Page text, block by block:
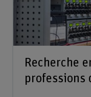
Recherche
professions